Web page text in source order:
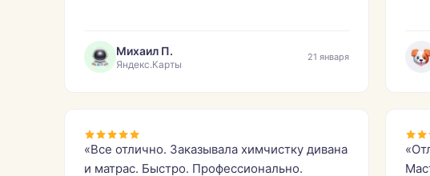
Михаил П.
Яндекс.Карты
21 января
«Все отлично. Заказывала химчистку дивана
и матрас. Быстро. Профессионально.